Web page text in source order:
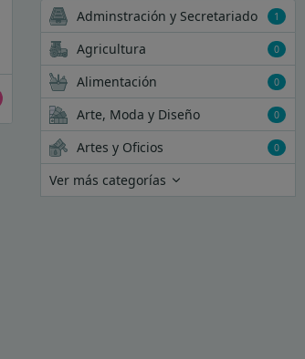
Adminstración y Secretariado 1
Agricultura 0
Alimentación 0
Arte, Moda y Diseño 0
Artes y Oficios 0
Ver más categorías